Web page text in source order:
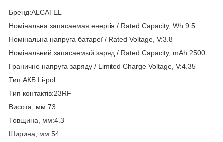
Бренд:ALCATEL
Номінальна запасаемая енергія / Rated Capacity, Wh:9.5
Номінальна напруга батареї / Rated Voltage, V:3.8
Номінальний запасаемый заряд / Rated Capacity, mAh:2500
Граничне напруга заряду / Limited Charge Voltage, V:4.35
Тип АКБ Li-pol
Тип контактів:23RF
Висота, мм:73
Товщина, мм:4.3
Ширина, мм:54